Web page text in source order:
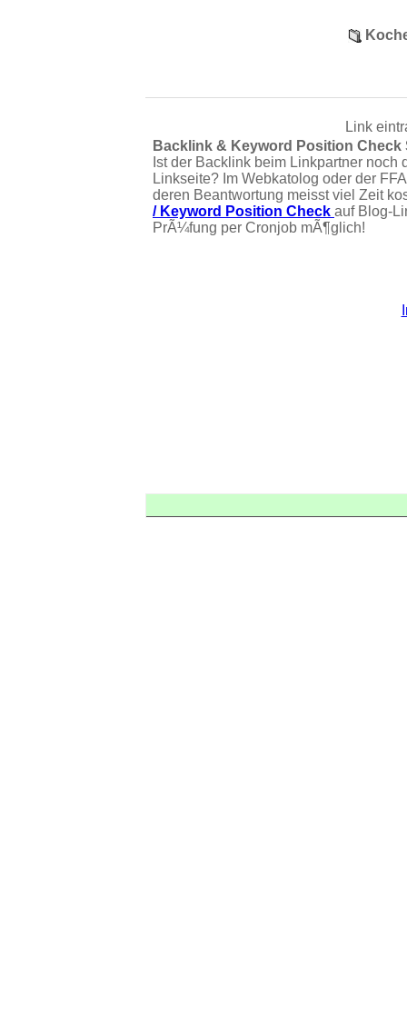
Link
Backlink & Keyword Position
Ist der Backlink beim Linkpartner noch
Linkseite? Im Webkatolog oder der
deren Beantwortung meisst viel Zeit
/ Keyword Position Check auf Blog-
PrÃ¼fung per Cronjob mÃ¶glich!